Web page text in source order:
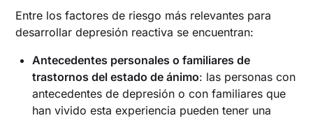
Entre los factores de riesgo más relevantes para
desarrollar depresión reactiva se encuentran:
Antecedentes personales o familiares de
trastornos del estado de ánimo: las personas con
antecedentes de depresión o con familiares que
han vivido esta experiencia pueden tener una